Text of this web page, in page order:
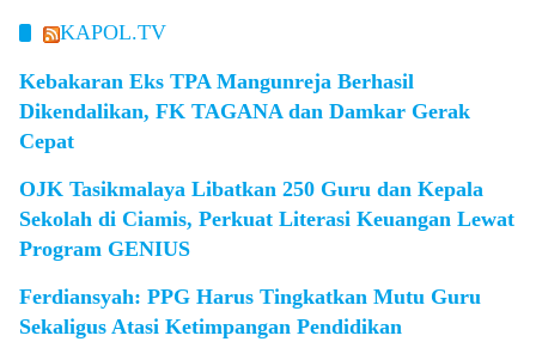
KAPOL.TV
Kebakaran Eks TPA Mangunreja Berhasil
Dikendalikan, FK TAGANA dan Damkar Gerak
Cepat
OJK Tasikmalaya Libatkan 250 Guru dan Kepala
Sekolah di Ciamis, Perkuat Literasi Keuangan Lewat
Program GENIUS
Ferdiansyah: PPG Harus Tingkatkan Mutu Guru
Sekaligus Atasi Ketimpangan Pendidikan